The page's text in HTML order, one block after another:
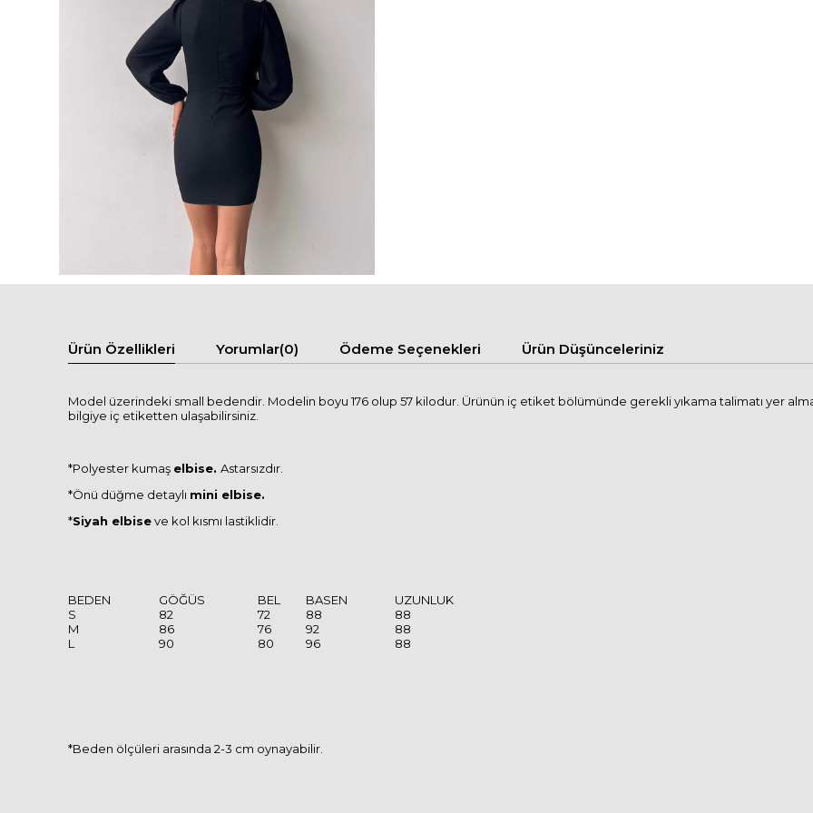
Ürün Özellikleri Yorumlar(0) Ödeme Seçenekleri Ürün Düşünceleriniz
Model üzerindeki small bedendir. Modelin boyu 176 olup 57 kilodur. Ürünün iç etiket bölümünde gerekli yıkama talimatı yer
bilgiye iç etiketten ulaşabilirsiniz.
*Polyester kumaş elbise. Astarsızdır.
*Önü düğme detaylı mini elbise.
*Siyah elbiseve kol kısmı lastiklidir.
BEDEN GÖĞÜS BEL BASEN
UZUNLUK
S
82 72 88
88
M
86 76 92
88
L
90 80 96 88
*Beden ölçüleri arasında 2-3 cm oynayabilir.